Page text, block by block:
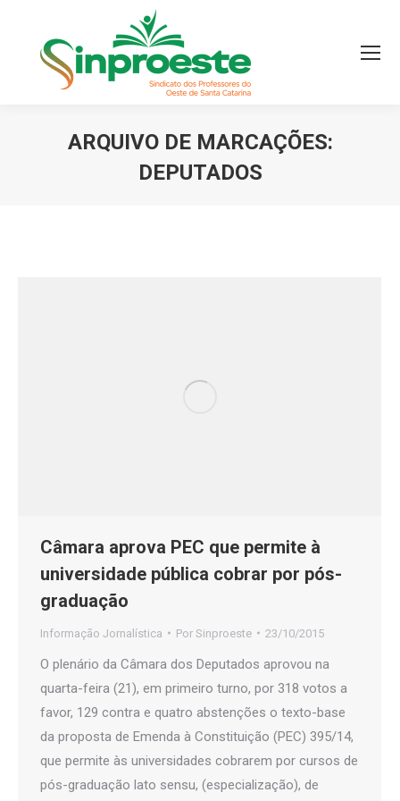
ARQUIVO DE MARCAÇÕES:
DEPUTADOS
Câmara aprova PEC que permite à
universidade pública cobrar por pós-
graduação
Informação Jornalística Por Sinproeste 23/10/2015
O plenário da Câmara dos Deputados aprovou na
quarta-feira (21), em primeiro turno, por 318 votos a
favor, 129 contra e quatro abstenções o texto-base
da proposta de Emenda à Constituição (PEC) 395/14,
que permite às universidades cobrarem por cursos de
pós-graduação lato sensu, (especialização), de